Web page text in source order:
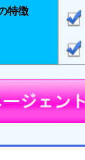
特徴